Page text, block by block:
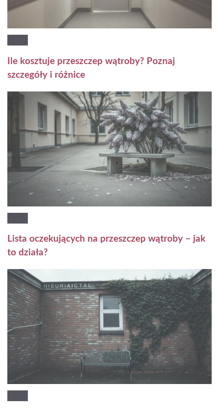
Ile kosztuje przeszczep wątroby? Poznaj
szczegóły i różnice
Lista oczekujących na przeszczep wątroby – jak
to działa?